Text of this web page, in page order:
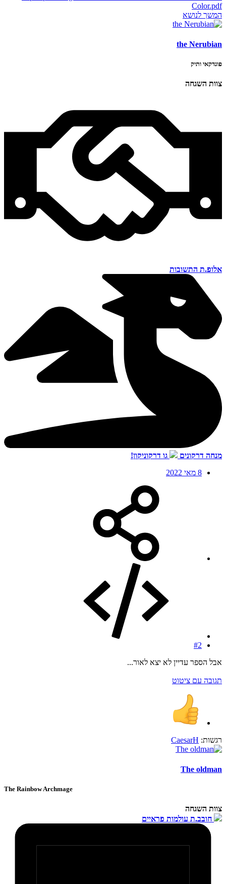
Color.pdf
המשך לנושא
the Nerubian
פונדקאי ותיק
צוות השגחה
אלופ.ת התשובות
מנחה דרקונים
גו דרקוניקון!
8 מאי 2022
#2
אבל הספר עדיין לא יצא לאור...
תגובה עם ציטוט
רגשות: CaesarH
The oldman
The Rainbow Archmage
צוות השגחה
חובב.ת עולמות פראיים